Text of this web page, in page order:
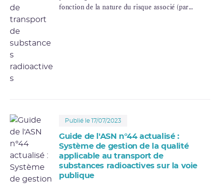
fonction de la nature du risque associé (par
Publié le 17/07/2023
Guide de l'ASN n°44 actualisé :
Système de gestion de la qualité
applicable au transport de
substances radioactives sur la voie
publique